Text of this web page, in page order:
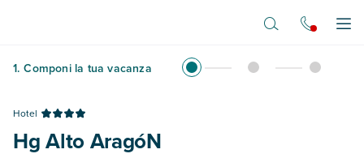
1. Componi la tua vacanza
Hotel
Hg Alto AragóN